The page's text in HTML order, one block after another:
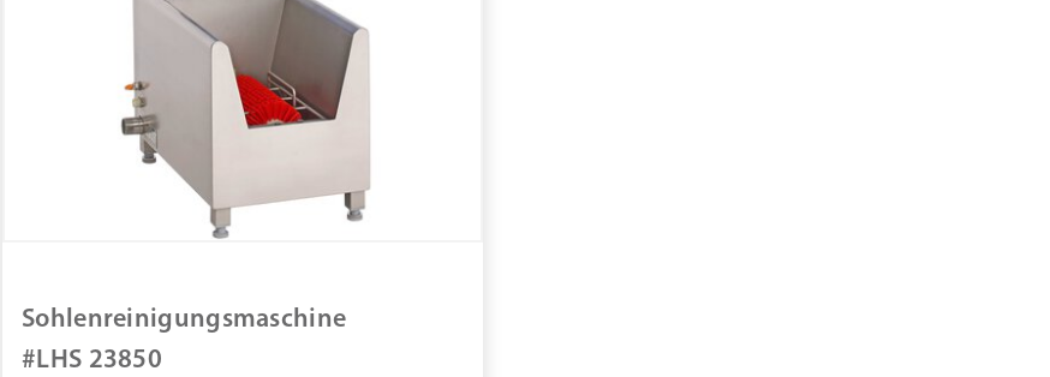
Sohlenreinigungsmaschine
#LHS 23850